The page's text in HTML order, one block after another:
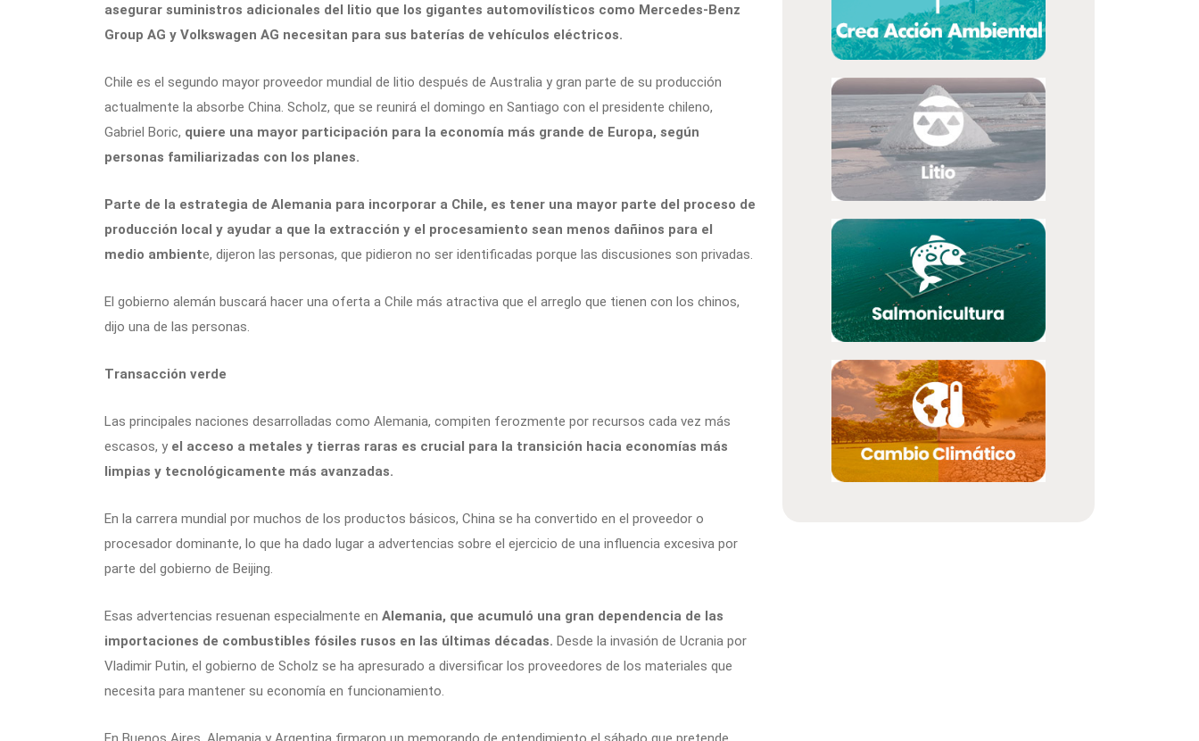
asegurar suministros adicionales del litio que los gigantes automovilísticos como Mercedes-Benz
Group AG y Volkswagen AG necesitan para sus baterías de vehículos eléctricos.
Chile es el segundo mayor proveedor mundial de litio después de Australia y gran parte de su producción
actualmente la absorbe China. Scholz, que se reunirá el domingo en Santiago con el presidente chileno,
Gabriel Boric, quiere una mayor participación para la economía más grande de Europa, según
personas familiarizadas con los planes.
Parte de la estrategia de Alemania para incorporar a Chile, es tener una mayor parte del proceso de
producción local y ayudar a que la extracción y el procesamiento sean menos dañinos para el
medio ambiente, dijeron las personas, que pidieron no ser identificadas porque las discusiones son privadas.
El gobierno alemán buscará hacer una oferta a Chile más atractiva que el arreglo que tienen con los chinos,
dijo una de las personas.
Transacción verde
Las principales naciones desarrolladas como Alemania, compiten ferozmente por recursos cada vez más
escasos, y el acceso a metales y tierras raras es crucial para la transición hacia economías más
limpias y tecnológicamente más avanzadas.
En la carrera mundial por muchos de los productos básicos, China se ha convertido en el proveedor o
procesador dominante, lo que ha dado lugar a advertencias sobre el ejercicio de una influencia excesiva por
parte del gobierno de Beijing.
Esas advertencias resuenan especialmente en Alemania, que acumuló una gran dependencia de las
importaciones de combustibles fósiles rusos en las últimas décadas. Desde la invasión de Ucrania por
Vladimir Putin, el gobierno de Scholz se ha apresurado a diversificar los proveedores de los materiales que
necesita para mantener su economía en funcionamiento.